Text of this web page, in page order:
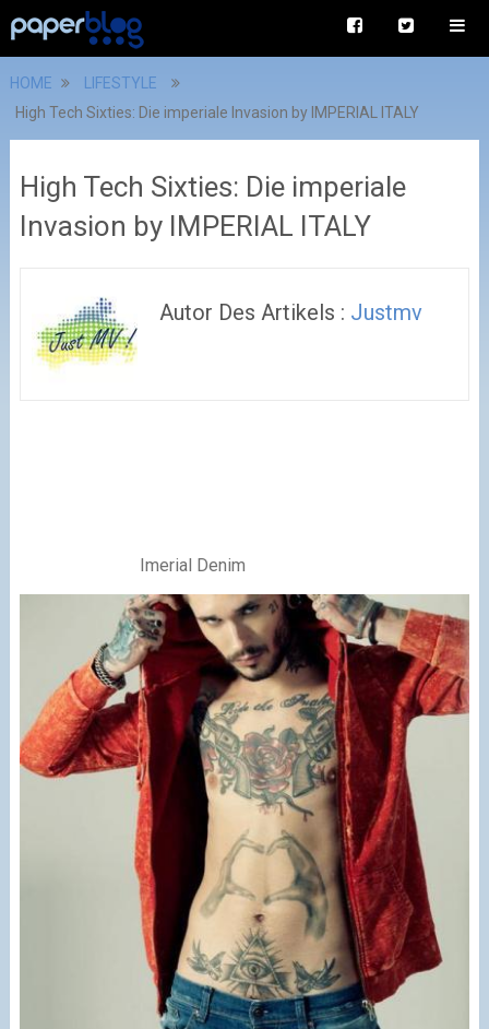
HOME
LIFESTYLE
High Tech Sixties: Die imperiale Invasion by IMPERIAL ITALY
High Tech Sixties: Die imperiale
Invasion by IMPERIAL ITALY
Autor Des Artikels : Justmv
Imerial Denim